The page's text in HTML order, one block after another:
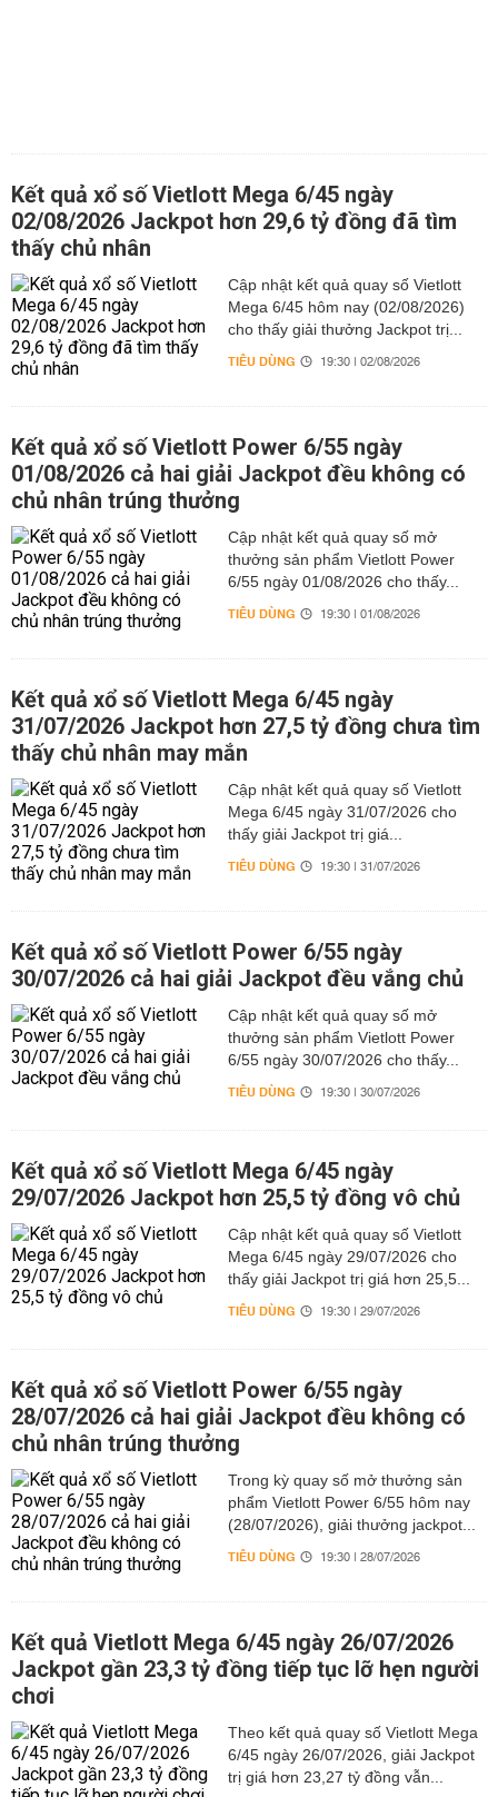
Kết quả xổ số Vietlott Mega 6/45 ngày
02/08/2026 Jackpot hơn 29,6 tỷ đồng đã tìm
thấy chủ nhân
Cập nhật kết quả quay số Vietlott
Mega 6/45 hôm nay (02/08/2026)
cho thấy giải thưởng Jackpot trị...
TIÊU DÙNG 19:30 | 02/08/2026
Kết quả xổ số Vietlott Power 6/55 ngày
01/08/2026 cả hai giải Jackpot đều không có
chủ nhân trúng thưởng
Cập nhật kết quả quay số mở
thưởng sản phẩm Vietlott Power
6/55 ngày 01/08/2026 cho thấy...
TIÊU DÙNG 19:30 | 01/08/2026
Kết quả xổ số Vietlott Mega 6/45 ngày
31/07/2026 Jackpot hơn 27,5 tỷ đồng chưa tìm
thấy chủ nhân may mắn
Cập nhật kết quả quay số Vietlott
Mega 6/45 ngày 31/07/2026 cho
thấy giải Jackpot trị giá...
TIÊU DÙNG 19:30 | 31/07/2026
Kết quả xổ số Vietlott Power 6/55 ngày
30/07/2026 cả hai giải Jackpot đều vắng chủ
Cập nhật kết quả quay số mở
thưởng sản phẩm Vietlott Power
6/55 ngày 30/07/2026 cho thấy...
TIÊU DÙNG 19:30 | 30/07/2026
Kết quả xổ số Vietlott Mega 6/45 ngày
29/07/2026 Jackpot hơn 25,5 tỷ đồng vô chủ
Cập nhật kết quả quay số Vietlott
Mega 6/45 ngày 29/07/2026 cho
thấy giải Jackpot trị giá hơn 25,5...
TIÊU DÙNG 19:30 | 29/07/2026
Kết quả xổ số Vietlott Power 6/55 ngày
28/07/2026 cả hai giải Jackpot đều không có
chủ nhân trúng thưởng
Trong kỳ quay số mở thưởng sản
phẩm Vietlott Power 6/55 hôm nay
(28/07/2026), giải thưởng jackpot...
TIÊU DÙNG 19:30 | 28/07/2026
Kết quả Vietlott Mega 6/45 ngày 26/07/2026
Jackpot gần 23,3 tỷ đồng tiếp tục lỡ hẹn người
chơi
Theo kết quả quay số Vietlott Mega
6/45 ngày 26/07/2026, giải Jackpot
trị giá hơn 23,27 tỷ đồng vẫn...